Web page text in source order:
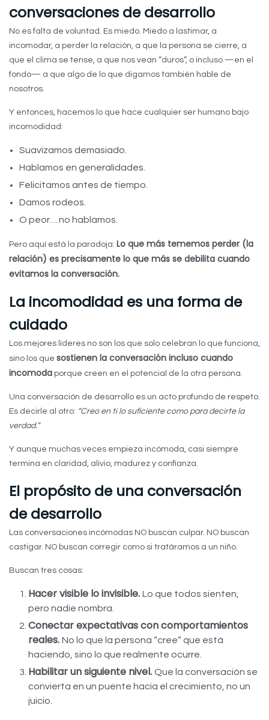
conversaciones de desarrollo
No es falta de voluntad. Es miedo. Miedo a lastimar, a
incomodar, a perder la relación, a que la persona se cierre, a
que el clima se tense, a que nos vean “duros”, o incluso —en el
fondo— a que algo de lo que digamos también hable de
nosotros.
Y entonces, hacemos lo que hace cualquier ser humano bajo
incomodidad:
Suavizamos demasiado.
Hablamos en generalidades.
Felicitamos antes de tiempo.
Damos rodeos.
O peor… no hablamos.
Pero aquí está la paradoja: Lo que más tememos perder (la
relación) es precisamente lo que más se debilita cuando
evitamos la conversación.
La incomodidad es una forma de
cuidado
Los mejores líderes no son los que solo celebran lo que funciona,
sino los que sostienen la conversación incluso cuando
incomoda porque creen en el potencial de la otra persona.
Una conversación de desarrollo es un acto profundo de respeto.
Es decirle al otro: “Creo en ti lo suficiente como para decirte la
verdad.”
Y aunque muchas veces empieza incómoda, casi siempre
termina en claridad, alivio, madurez y confianza.
El propósito de una conversación
de desarrollo
Las conversaciones incómodas NO buscan culpar. NO buscan
castigar. NO buscan corregir como si tratáramos a un niño.
Buscan tres cosas:
Hacer visible lo invisible. Lo que todos sienten,
pero nadie nombra.
Conectar expectativas con comportamientos
reales. No lo que la persona “cree” que está
haciendo, sino lo que realmente ocurre.
Habilitar un siguiente nivel. Que la conversación se
convierta en un puente hacia el crecimiento, no un
juicio.